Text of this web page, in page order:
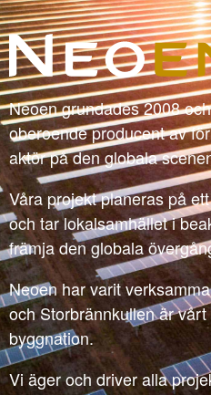
Neoen grundades 2008
oberoende producent av
aktör på den globala
Våra projekt planeras på
och tar lokalsamhället i
främja den globala
Neoen har varit
och Storbrännkullen är
byggnation.
Vi äger och driver alla